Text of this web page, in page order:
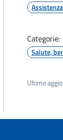
Categorie:
Salute,
Ultimo